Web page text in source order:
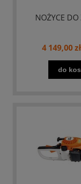
NOŻYCE
4 149,00 zł
do